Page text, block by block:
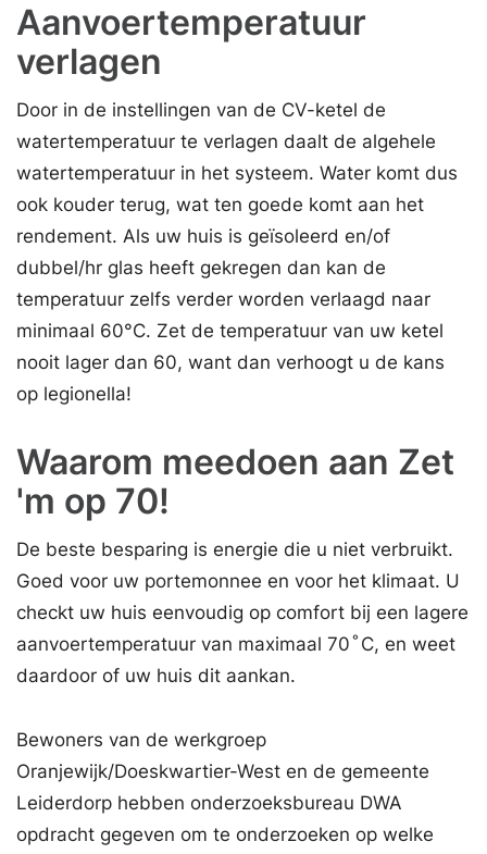
Aanvoertemperatuur
verlagen
Door in de instellingen van de CV-ketel de
watertemperatuur te verlagen daalt de algehele
watertemperatuur in het systeem. Water komt dus
ook kouder terug, wat ten goede komt aan het
rendement. Als uw huis is geïsoleerd en/of
dubbel/hr glas heeft gekregen dan kan de
temperatuur zelfs verder worden verlaagd naar
minimaal 60°C. Zet de temperatuur van uw ketel
nooit lager dan 60, want dan verhoogt u de kans
op legionella!
Waarom meedoen aan Zet
'm op 70!
De beste besparing is energie die u niet verbruikt.
Goed voor uw portemonnee en voor het klimaat. U
checkt uw huis eenvoudig op comfort bij een lagere
aanvoertemperatuur van maximaal 70 ̊C, en weet
daardoor of uw huis dit aankan.
Bewoners van de werkgroep
Oranjewijk/Doeskwartier-West en de gemeente
Leiderdorp hebben onderzoeksbureau DWA
opdracht gegeven om te onderzoeken op welke